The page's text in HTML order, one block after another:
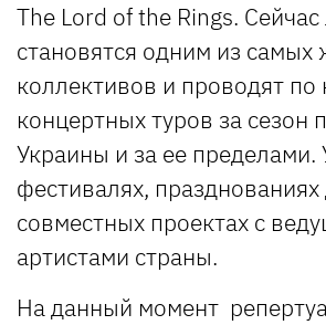
The Lord of the Rings.
становятся одним из
коллективов и проводят по
концертных туров за сезон
Украины и за ее пределами.
фестивалях,
совместных проектах с
артистами страны.
На данный момент